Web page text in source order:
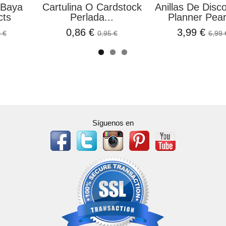
€
Molde De Silicona
Macrocosmo Fortune...
16,56 €18,40 €
Die Cuts
3,99 €
Síguenos en